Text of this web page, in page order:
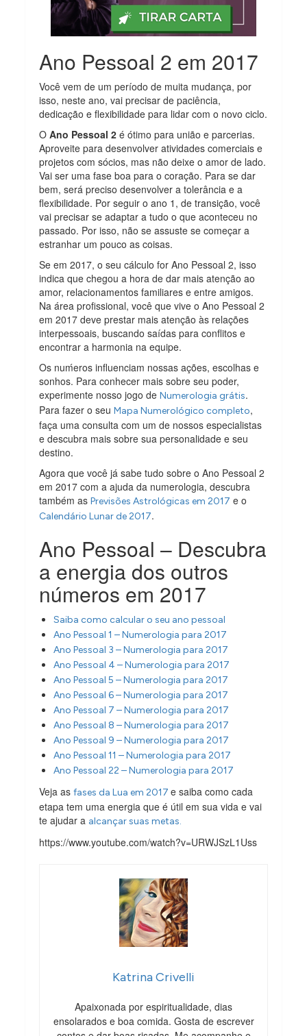
Ano Pessoal 2 em 2017
Você vem de um período de muita mudança, por
isso, neste ano, vai precisar de paciência,
dedicação e flexibilidade para lidar com o novo ciclo.
O Ano Pessoal 2é ótimo para união e parcerias.
Aproveite para desenvolver atividades comerciais e
projetos com sócios, mas não deixe o amor de lado.
Vai ser uma fase boa para o coração. Para se dar
bem, será preciso desenvolver a tolerância e a
flexibilidade. Por seguir o ano 1, de transição, você
vai precisar se adaptar a tudo o que aconteceu no
passado. Por isso, não se assuste se começar a
estranhar um pouco as coisas.
Se em 2017, o seu cálculo for Ano Pessoal 2, isso
indica que chegou a hora de dar mais atenção ao
amor, relacionamentos familiares e entre amigos.
Na área profissional, você que vive o Ano Pessoal 2
em 2017 deve prestar mais atenção às relações
interpessoais, buscando saídas para conflitos e
encontrar a harmonia na equipe.
Os nuḿeros influenciam nossas ações, escolhas e
sonhos. Para conhecer mais sobre seu poder,
experimente nosso jogo deNumerologia grátis.
Para fazer o seuMapa Numerológico completo,
faça uma consulta com um de nossos especialistas
e descubra mais sobre sua personalidade e seu
destino.
Agora que você já sabe tudo sobre o Ano Pessoal 2
em 2017 com a ajuda da numerologia, descubra
também asPrevisões Astrológicas em 2017 e o
Calendário Lunar de 2017.
Ano Pessoal – Descubra
a energia dos outros
números em 2017
Saiba como calcular o seu ano pessoal
Ano Pessoal 1 – Numerologia para 2017
Ano Pessoal 3 – Numerologia para 2017
Ano Pessoal 4 – Numerologia para 2017
Ano Pessoal 5 – Numerologia para 2017
Ano Pessoal 6 – Numerologia para 2017
Ano Pessoal 7 – Numerologia para 2017
Ano Pessoal 8 – Numerologia para 2017
Ano Pessoal 9 – Numerologia para 2017
Ano Pessoal 11 – Numerologia para 2017
Ano Pessoal 22 – Numerologia para 2017
Veja asfases da Lua em 2017e saiba como cada
etapa tem uma energia que é útil em sua vida e vai
te ajudar a alcançar suas metas.
https://www.youtube.com/watch?v=URWJSzL1Uss
Katrina Crivelli
Apaixonada por espiritualidade, dias
ensolarados e boa comida. Gosta de escrever